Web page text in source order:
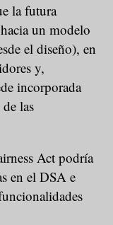
la futura
un modelo
el diseño), en
y,
incorporada
las
Act podría
en el DSA e